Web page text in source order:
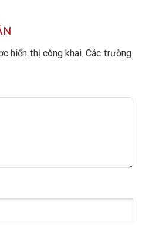
hiển thị công khai. Các trường